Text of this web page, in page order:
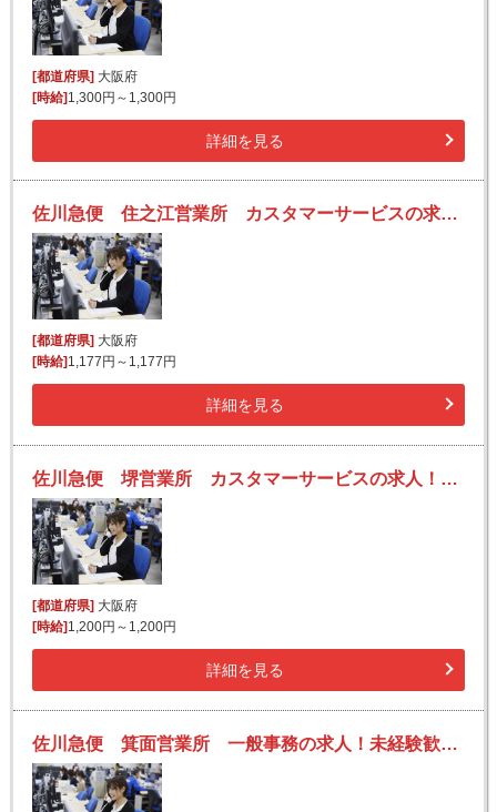
[都道府県]大阪府
[時給]1,300円～1,300円
詳細を見る
佐川急便 住之江営業所 カスタマーサービスの求人！未経験歓迎！先輩たちがサポートします♪
[都道府県] 大阪府
[時給] 1,177円～1,177円
詳細を見る
佐川急便 堺営業所 カスタマーサービスの求人！未経験歓迎！先輩たちがサポートします♪
[都道府県] 大阪府
[時給] 1,200円～1,200円
詳細を見る
佐川急便 箕面営業所 一般事務の求人！未経験歓迎！先輩たちがサポートします♪